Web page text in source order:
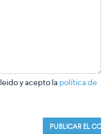
y acepto la política de